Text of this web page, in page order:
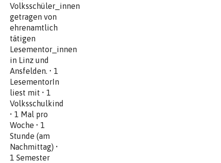
Volksschüler_innen
getragen von
ehrenamtlich
tätigen
Lesementor_innen
in Linz und
Ansfelden. • 1
LesementorIn
liest mit • 1
Volksschulkind
• 1 Mal pro
Woche • 1
Stunde (am
Nachmittag) •
1 Semester